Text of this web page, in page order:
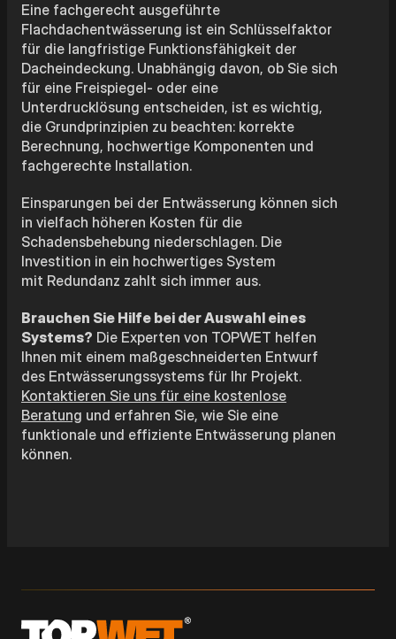
Eine fachgerecht ausgeführte
Flachdachentwässerung ist ein Schlüsselfaktor
für die langfristige Funktionsfähigkeit der
Dacheindeckung. Unabhängig davon, ob Sie sich
für eine Freispiegel- oder eine
Unterdrucklösung entscheiden, ist es wichtig,
die Grundprinzipien zu beachten: korrekte
Berechnung, hochwertige Komponenten und
fachgerechte Installation.
Einsparungen bei der Entwässerung können sich
in vielfach höheren Kosten für die
Schadensbehebung niederschlagen. Die
Investition in ein hochwertiges System
mit Redundanz zahlt sich immer aus.
Brauchen Sie Hilfe bei der Auswahl eines
Systems? Die Experten von TOPWET helfen
Ihnen mit einem maßgeschneiderten Entwurf
des Entwässerungssystems für Ihr Projekt.
Kontaktieren Sie uns für eine kostenlose
Beratung und erfahren Sie, wie Sie eine
funktionale und effiziente Entwässerung planen
können.